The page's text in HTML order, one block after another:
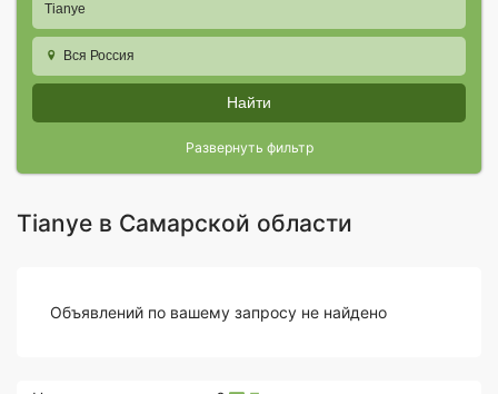
Tianye
Вся Россия
Найти
Развернуть фильтр
Tianye в Самарской области
Объявлений по вашему запросу не найдено